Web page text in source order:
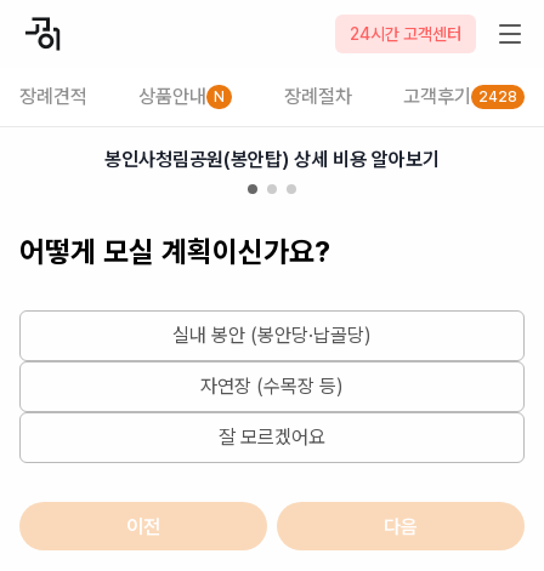
24시간 고객센터
장례견적 상품안내 N 장례절차 고객후기 2428
2026-08-07
봉인사청림공원(봉안탑) 상세 비용 알아보기
어떻게 모실 계획이신가요?
실내 봉안 (봉안당·납골당)
자연장 (수목장 등)
잘 모르겠어요
이전 다음